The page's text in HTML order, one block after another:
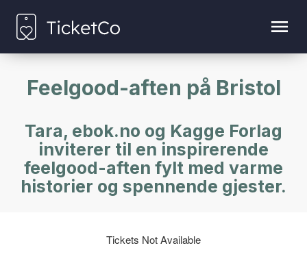
Feelgood-aften på Bristol
Tara, ebok.no og Kagge Forlag
inviterer til en inspirerende
feelgood-aften fylt med varme
historier og spennende gjester.
Tickets Not Available